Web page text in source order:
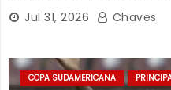
Jul 31, 2026 Chaves
COPA SUDAMERICANA